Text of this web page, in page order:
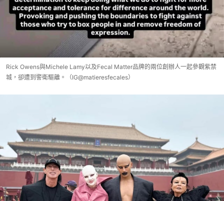
Rick Owens與Michele Lamy以及Fecal Matter品牌的兩位創辦人一起參觀紫禁
城，卻遭到警衛驅離。（IG@matieresfecales）